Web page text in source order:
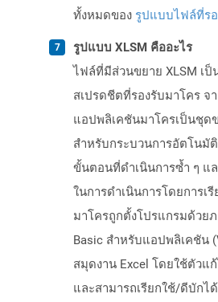
ทั้งหมดของ รูปแบบไฟล์ที่ร
รูปแบบ XLSM คืออะไร
ไฟล์ที่มีส่วนขยาย XLSM เป็
สเปรดชีตที่รองรับมาโคร จ
แอปพลิเคชันมาโครเป็นชุด
สำหรับกระบวนการอัตโนมั
ขั้นตอนที่ดำเนินการซ้ำ ๆ แ
ในการดำเนินการโดยการเ
มาโครถูกตั้งโปรแกรมด้วย
Basic สำหรับแอปพลิเคชัน
สมุดงาน Excel โดยใช้ตัวแ
และสามารถเรียกใช้/ดีบักไ